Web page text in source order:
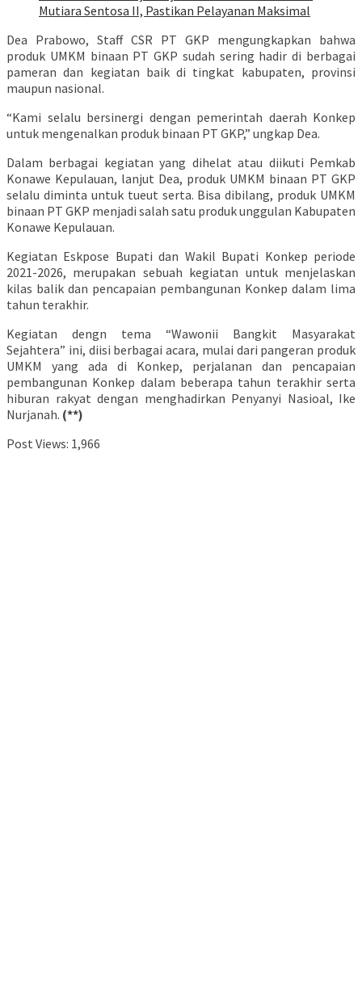
Mutiara Sentosa II, Pastikan Pelayanan Maksimal
Dea Prabowo, Staff CSR PT GKP mengungkapkan bahwa
produk UMKM binaan PT GKP sudah sering hadir di berbagai
pameran dan kegiatan baik di tingkat kabupaten, provinsi
maupun nasional.
“Kami selalu bersinergi dengan pemerintah daerah Konkep
untuk mengenalkan produk binaan PT GKP,” ungkap Dea.
Dalam berbagai kegiatan yang dihelat atau diikuti Pemkab
Konawe Kepulauan, lanjut Dea, produk UMKM binaan PT GKP
selalu diminta untuk tueut serta. Bisa dibilang, produk UMKM
binaan PT GKP menjadi salah satu produk unggulan Kabupaten
Konawe Kepulauan.
Kegiatan Eskpose Bupati dan Wakil Bupati Konkep periode
2021-2026, merupakan sebuah kegiatan untuk menjelaskan
kilas balik dan pencapaian pembangunan Konkep dalam lima
tahun terakhir.
Kegiatan dengn tema “Wawonii Bangkit Masyarakat
Sejahtera” ini, diisi berbagai acara, mulai dari pangeran produk
UMKM yang ada di Konkep, perjalanan dan pencapaian
pembangunan Konkep dalam beberapa tahun terakhir serta
hiburan rakyat dengan menghadirkan Penyanyi Nasioal, Ike
Nurjanah. (**)
Post Views: 1,966